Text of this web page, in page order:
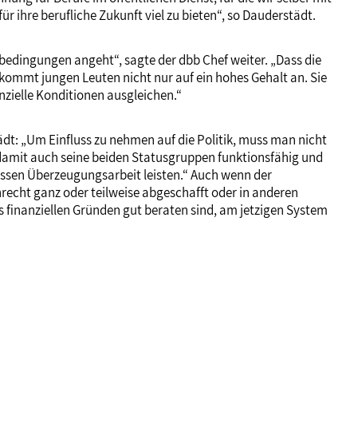
ihre berufliche Zukunft viel zu bieten“, so Dauderstädt.
angeht“, sagte der dbb Chef weiter. „Dass die
jungen Leuten nicht nur auf ein hohes Gehalt an. Sie
Konditionen ausgleichen.“
„Um Einfluss zu nehmen auf die Politik, muss man nicht
auch seine beiden Statusgruppen funktionsfähig und
Überzeugungsarbeit leisten.“ Auch wenn der
ganz oder teilweise abgeschafft oder in anderen
Gründen gut beraten sind, am jetzigen System